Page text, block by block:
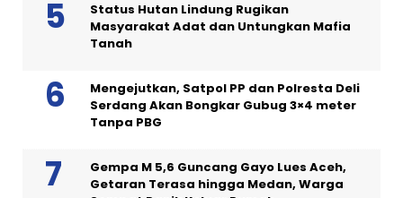
Status Hutan Lindung Rugikan
Masyarakat Adat dan Untungkan Mafia
Tanah
Mengejutkan, Satpol PP dan Polresta Deli
Serdang Akan Bongkar Gubug 3×4 meter
Tanpa PBG
Gempa M 5,6 Guncang Gayo Lues Aceh,
Getaran Terasa hingga Medan, Warga